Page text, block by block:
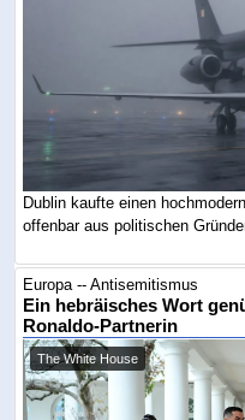
Dublin kaufte einen
offenbar aus politischen
Europa -- Antisemitismus
Ein hebräisches Wort
Ronaldo-Partnerin
The White House